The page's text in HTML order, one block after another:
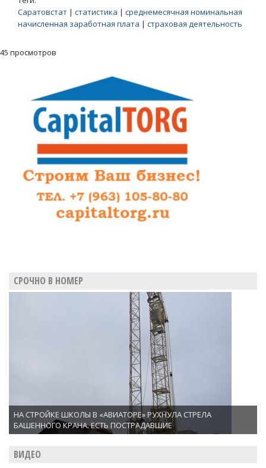
Саратовстат | статистика | среднемесячная номинальная
начисленная заработная плата | страховая деятельность
45 просмотров
СРОЧНО В НОМЕР
НА СТРОЙКЕ ШКОЛЫ В «АВИАТОРЕ» РУХНУЛА СТРЕЛА
БАШЕННОГО КРАНА. ЕСТЬ ПОСТРАДАВШИЕ
ВИДЕО